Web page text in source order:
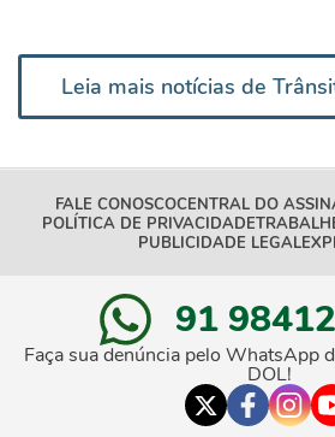
Leia mais notícias de
FALE CONOSCOCENTRAL DO
POLÍTICA DE PRIVACIDADE
PUBLICIDADE LEGAL
91
Faça sua denúncia pelo WhatsApp
DOL!